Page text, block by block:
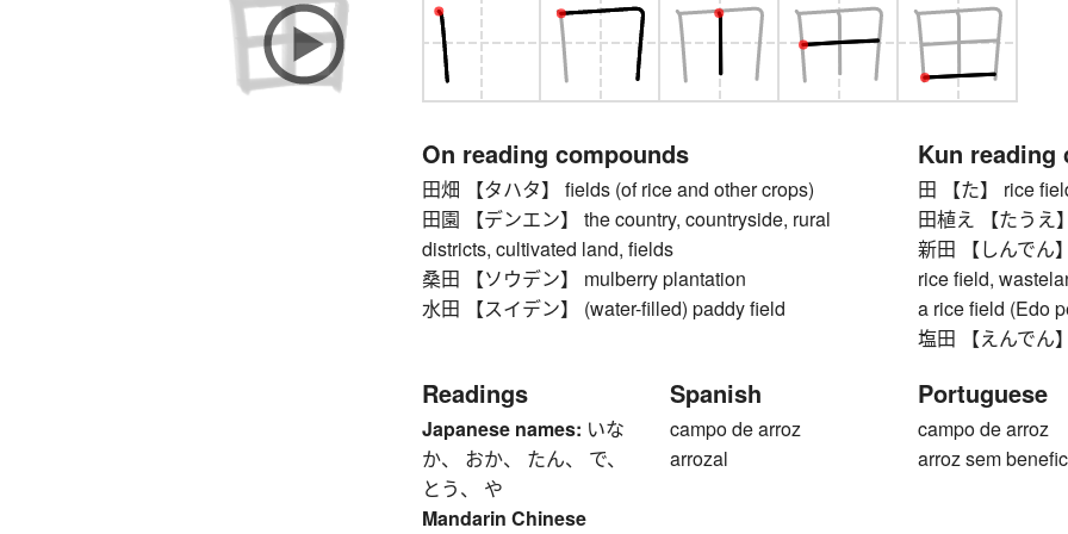
On reading compounds
田畑 【タハタ】 fields (of rice and other crops)
田園 【デンエン】 the country, countryside, rural
districts, cultivated land, fields
桑田 【ソウデン】 mulberry plantation
水田 【スイデン】 (water-filled) paddy field
Kun reading
田 【た】 rice
田植え 【たうえ
新田 【しんでん
rice field,
a rice field (Edo
塩田 【えんでん
Readings
Japanese names: いな
か、 おか、 たん、 で、
とう、 や
Mandarin Chinese
Spanish
campo de arroz
arrozal
Portuguese
campo de arroz
arroz sem